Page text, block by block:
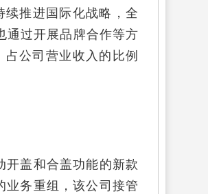
推进国际化战略，全
通过开展品牌合作等方
公司营业收入的比例
盖和合盖功能的新款
务重组，该公司接管